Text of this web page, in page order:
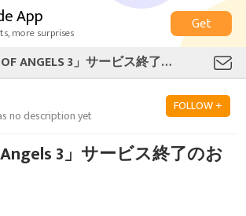
App
more surprises
Get
「LEAGUE OF ANGELS 3」サービス終了のお知らせ
no description yet
FOLLOW +
Angels 3」サービス終了のお